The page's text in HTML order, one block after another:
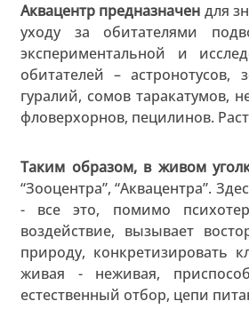
Аквацентр предназначен для
уходу за обитателями
экспериментальной и
обитателей – астронотусов,
гуралий, сомов таракатумов,
фловерхорнов, пецилинов.
Таким образом, в живом
“Зооцентра”, “Аквацентра”.
- все это, помимо
воздействие, вызывает
природу, конкретизировать
живая - неживая,
естественный отбор, цепи